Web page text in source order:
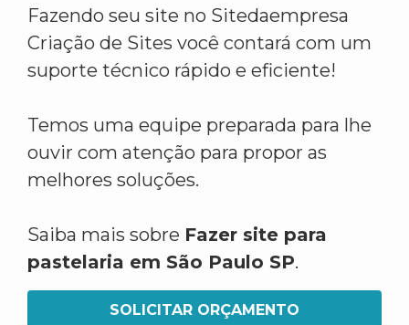
Fazendo seu site no Sitedaempresa
Criação de Sites você contará com um
suporte técnico rápido e eficiente!
Temos uma equipe preparada para lhe
ouvir com atenção para propor as
melhores soluções.
Saiba mais sobre Fazer site para
pastelaria em São Paulo SP.
SOLICITAR ORÇAMENTO